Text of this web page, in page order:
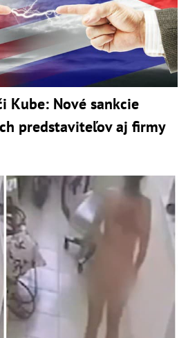
Kube: Nové sankcie
predstaviteľov aj firmy